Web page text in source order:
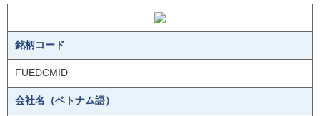
銘柄コード
FUEDCMID
会社名（ベトナム語）